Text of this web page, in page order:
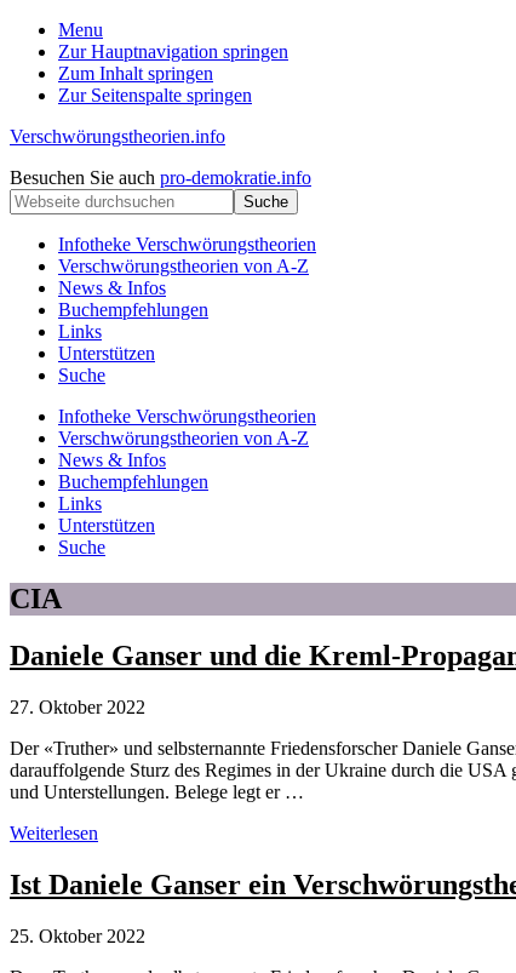
Menu
Zur Hauptnavigation springen
Zum Inhalt springen
Zur Seitenspalte springen
Verschwörungstheorien.info
Beiträge
zu
Merkmalen,
Funktionen
Risiken
konspirationistischen
Denkens
Kopfzeile
rechts
Besuchen Sie auch pro-demokratie.info
Webseite
durchsuchen
Infotheke Verschwörungstheorien
Verschwörungstheorien von A-Z
News & Infos
Buchempfehlungen
Links
Unterstützen
Suche
Infotheke Verschwörungstheorien
Verschwörungstheorien von A-Z
News & Infos
Buchempfehlungen
Links
Unterstützen
Suche
CIA
Daniele Ganser und die Kreml-
27. Oktober 2022
Der «Truther» und selbsternannte Friedensforscher Daniele
darauffolgende Sturz des Regimes in der Ukraine durch die USA
und Unterstellungen. Belege legt er …
Daniele
und
die
Propaganda
Weiterlesen
Ist Daniele Ganser ein
25. Oktober 2022